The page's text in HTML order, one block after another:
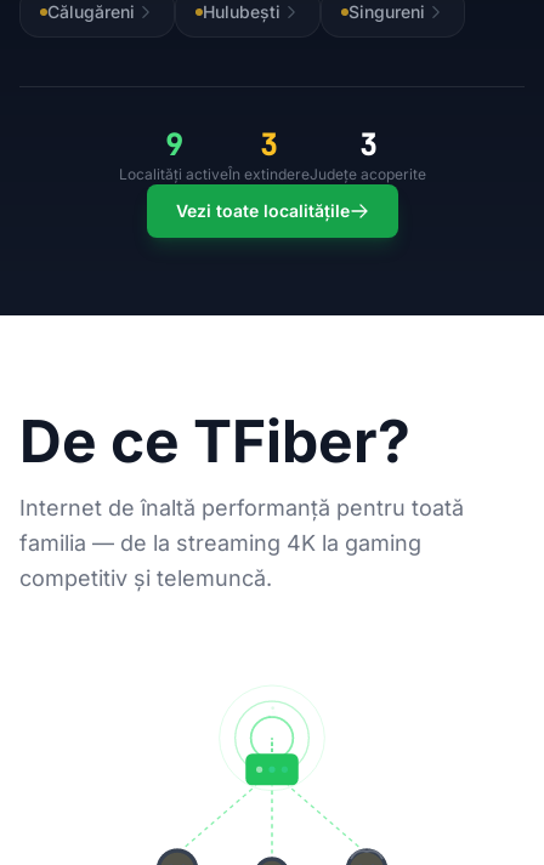
Călugăreni Hulubești Singureni
9
Localități active
3
În extindere
3
Județe acoperite
Vezi toate localitățile
De ce TFiber?
Internet de înaltă performanță pentru toată
familia — de la streaming 4K la gaming
competitiv și telemuncă.